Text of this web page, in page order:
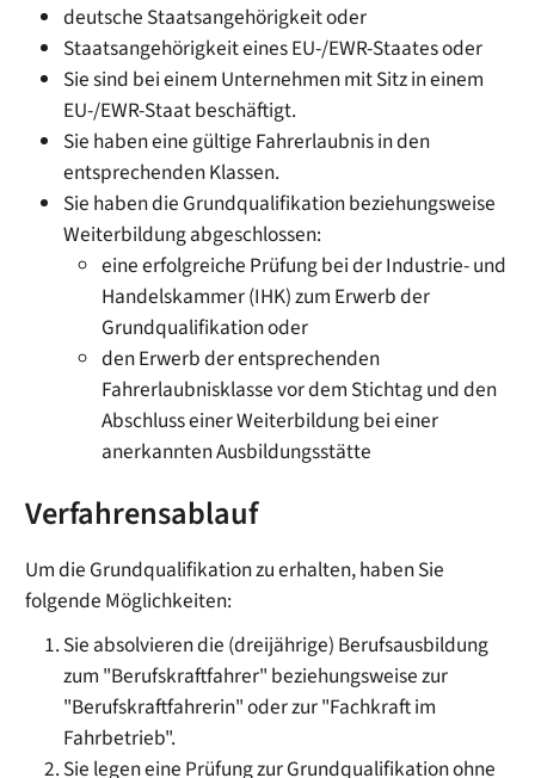
deutsche Staatsangehörigkeit oder
Staatsangehörigkeit eines EU-/EWR-Staates oder
Sie sind bei einem Unternehmen mit Sitz in einem
EU-/EWR-Staat beschäftigt.
Sie haben eine gültige Fahrerlaubnis in den
entsprechenden Klassen.
Sie haben die Grundqualifikation beziehungsweise
Weiterbildung abgeschlossen:
eine erfolgreiche Prüfung bei derIndustrie- und
Handelskammer(IHK) zum Erwerb der
Grundqualifikation oder
den Erwerb der entsprechenden
Fahrerlaubnisklasse vor dem Stichtag und den
Abschluss einer Weiterbildung bei einer
anerkannten Ausbildungsstätte
Verfahrensablauf
Um die Grundqualifikation zu erhalten, haben Sie
folgende Möglichkeiten:
Sie absolvieren die (dreijährige) Berufsausbildung
zum "Berufskraftfahrer" beziehungsweise zur
"Berufskraftfahrerin" oder zur "Fachkraft im
Fahrbetrieb".
Sie legen eine Prüfung zur Grundqualifikation ohne